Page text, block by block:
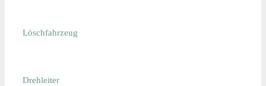
Löschfahrzeug
Drehleiter